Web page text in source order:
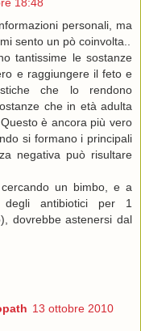
18:48
personali, ma
sento un pò coinvolta..
tantissime le sostanze
e raggiungere il feto e
che lo rendono
che in età adulta
è ancora più vero
si formano i principali
negativa può risultare
un bimbo, e a
degli antibiotici per 1
dovrebbe astenersi dal
13 ottobre 2010